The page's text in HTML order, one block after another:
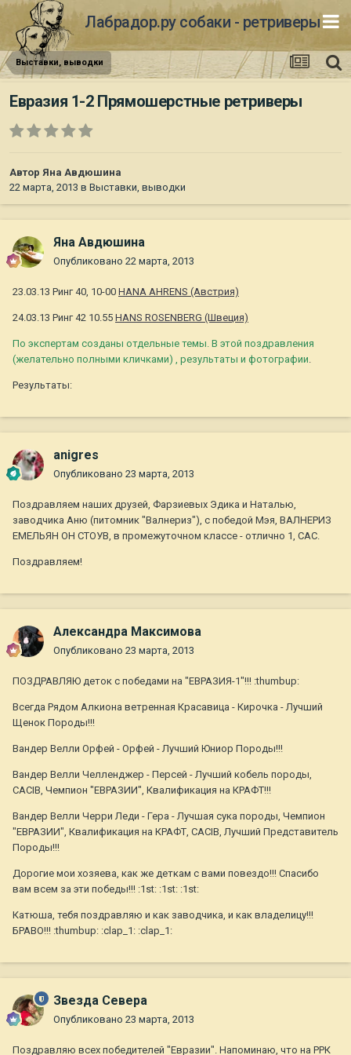
Лабрадор.ру собаки - ретриверы
Выставки, выводки
Евразия 1-2 Прямошерстные ретриверы
Автор Яна Авдюшина
22 марта, 2013 в Выставки, выводки
Яна Авдюшина
Опубликовано 22 марта, 2013
23.03.13 Ринг 40, 10-00 HANA AHRENS (Австрия)
24.03.13 Ринг 42 10.55 HANS ROSENBERG (Швеция)
По экспертам созданы отдельные темы. В этой поздравления
(желательно полными кличками) , результаты и фотографии.
Результаты:
anigres
Опубликовано 23 марта, 2013
Поздравляем наших друзей, Фарзиевых Эдика и Наталью,
заводчика Аню (питомник "Валнериз"), с победой Мэя, ВАЛНЕРИЗ
ЕМЕЛЬЯН ОН СТОУВ, в промежуточном классе - отлично 1, САС.
Поздравляем!
Александра Максимова
Опубликовано 23 марта, 2013
ПОЗДРАВЛЯЮ деток с победами на "ЕВРАЗИЯ-1"!!! :thumbup:
Всегда Рядом Алкиона ветренная Красавица - Кирочка - Лучший
Щенок Породы!!!
Вандер Велли Орфей - Орфей - Лучший Юниор Породы!!!
Вандер Велли Челленджер - Персей - Лучший кобель породы,
CACIB, Чемпион "ЕВРАЗИИ", Квалификация на КРАФТ!!!
Вандер Велли Черри Леди - Гера - Лучшая сука породы, Чемпион
"ЕВРАЗИИ", Квалификация на КРАФТ, CACIB, Лучший Представитель
Породы!!!
Дорогие мои хозяева, как же деткам с вами повездо!!! Спасибо
вам всем за эти победы!!! :1st: :1st: :1st:
Катюша, тебя поздравляю и как заводчика, и как владелицу!!!
БРАВО!!! :thumbup: :clap_1: :clap_1:
Звезда Севера
Опубликовано 23 марта, 2013
Поздравляю всех победителей "Евразии". Напоминаю, что на РРК